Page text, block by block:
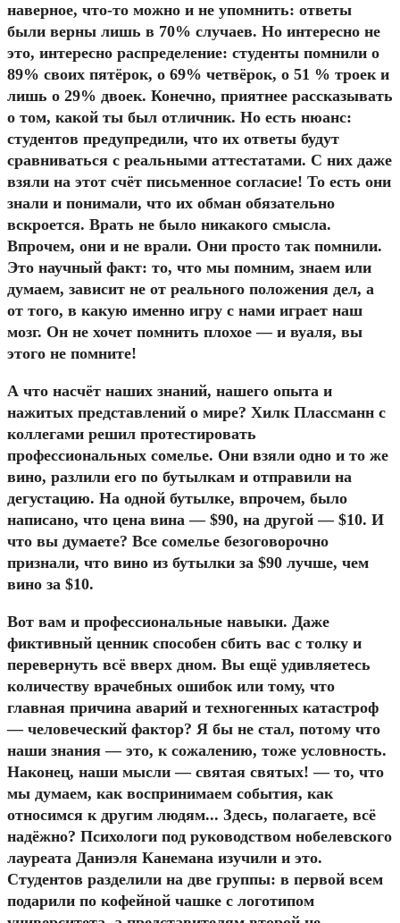
наверное, что-то можно и не упомнить: ответы
были верны лишь в 70% случаев. Но интересно не
это, интересно распределение: студенты помнили о
89% своих пятёрок, о 69% четвёрок, о 51 % троек и
лишь о 29% двоек. Конечно, приятнее рассказывать
о том, какой ты был отличник. Но есть нюанс:
студентов предупредили, что их ответы будут
сравниваться с реальными аттестатами. С них даже
взяли на этот счёт письменное согласие! То есть они
знали и понимали, что их обман обязательно
вскроется. Врать не было никакого смысла.
Впрочем, они и не врали. Они просто так помнили.
Это научный факт: то, что мы помним, знаем или
думаем, зависит не от реального положения дел, а
от того, в какую именно игру с нами играет наш
мозг. Он не хочет помнить плохое — и вуаля, вы
этого не помните!
А что насчёт наших знаний, нашего опыта и
нажитых представлений о мире? Хилк Плассманн с
коллегами решил протестировать
профессиональных сомелье. Они взяли одно и то же
вино, разлили его по бутылкам и отправили на
дегустацию. На одной бутылке, впрочем, было
написано, что цена вина — $90, на другой — $10. И
что вы думаете? Все сомелье безоговорочно
признали, что вино из бутылки за $90 лучше, чем
вино за $10.
Вот вам и профессиональные навыки. Даже
фиктивный ценник способен сбить вас с толку и
перевернуть всё вверх дном. Вы ещё удивляетесь
количеству врачебных ошибок или тому, что
главная причина аварий и техногенных катастроф
— человеческий фактор? Я бы не стал, потому что
наши знания — это, к сожалению, тоже условность.
Наконец, наши мысли — святая святых! — то, что
мы думаем, как воспринимаем события, как
относимся к другим людям... Здесь, полагаете, всё
надёжно? Психологи под руководством нобелевского
лауреата Даниэля Канемана изучили и это.
Студентов разделили на две группы: в первой всем
подарили по кофейной чашке с логотипом